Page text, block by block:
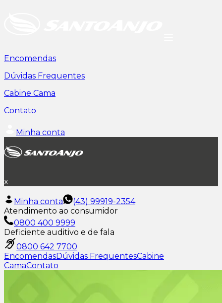
Encomendas
Dúvidas Frequentes
Cabine Cama
Contato
Minha conta
x
Minha conta
(43) 99919-2354
Atendimento ao consumidor
0800 400 9999
Deficiente auditivo e de fala
0800 642 7700
EncomendasDúvidas FrequentesCabine
CamaContato